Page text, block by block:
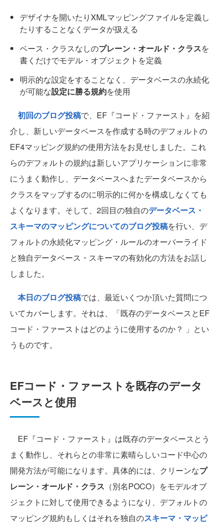
デザイナを開いたりXMLマッピングファイルを定義し
たりすることなくデータが扱える
ベース・クラスなしのプレーン・オールド・クラスを
書くだけでモデル・オブジェクトを定義
明示的な設定をすることなく、データベースの永続化
が可能な設定に勝る規約を使用
初回のブログ投稿で、EF『コード・ファースト』を紹
介し、新しいデータベースを作成する時のデフォルトの
EF4マッピング規約の使用方法をお見せしました。これ
らのデフォルトの規約は新しいアプリケーションに非常
にうまく動作し、データベースへまたデータベースから
クラスをマップするのに明示的に何かを構成しなくても
よくなります。そして、2回目の独自のデータベース・
スキーマのマッピングについてのブログ投稿を行い、デ
フォルトの永続化マッピング・ルールのオーバーライド
と独自データベース・スキーマの有効化の方法をお話し
しました。
本日のブログ投稿では、最近いくつか頂いた質問につ
いてカバーします。それは、「既存のデータベースとEF
コード・ファーストはどのように使用するのか？ 」とい
うものです。
EFコード・ファーストを既存のデータ
ベースと使用
EF『コード・ファースト』は既存のデータベースとう
まく動作し、それらとの非常に素晴らしいコード中心の
開発方法が可能になります。具体的には、クリーンなプ
レーン・オールド・クラス （別名POCO）をモデルオブ
ジェクトに対して使用できるようになり、デフォルトの
マッピング規約もしくはそれを独自のスキーマ・マッピ